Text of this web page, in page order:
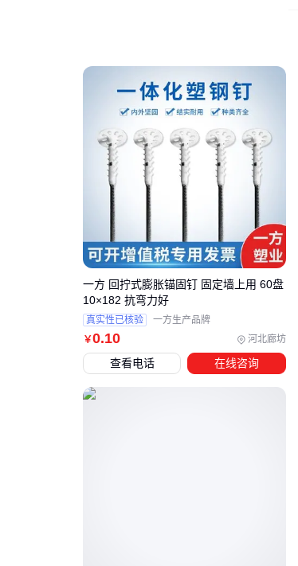
￥0.10 河北廊坊
一方 回拧式膨胀锚固钉 固定墙上用 60盘
10×182 抗弯力好
真实性已核验 一方生产品牌
查看电话 在线咨询